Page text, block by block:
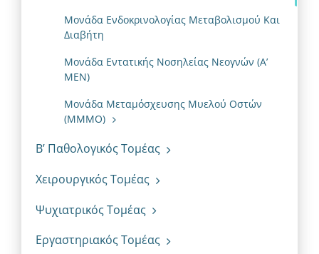
Μονάδα Ενδοκρινολογίας Μεταβολισμού Και
Διαβήτη
Μονάδα Εντατικής Νοσηλείας Νεογνών (Α’
ΜΕΝ)
Μονάδα Μεταμόσχευσης Μυελού Οστών
(ΜΜΜΟ)
Β’ Παθολογικός Τομέας
Χειρουργικός Τομέας
Ψυχιατρικός Τομέας
Εργαστηριακός Τομέας